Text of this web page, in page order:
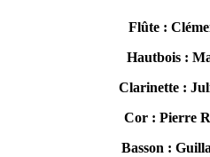
Flûte :
Hautbois :
Clarinette :
Cor : Pierre
Basson :